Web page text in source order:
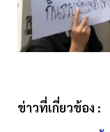
ข่าวที่เกี่ยวข้อง :